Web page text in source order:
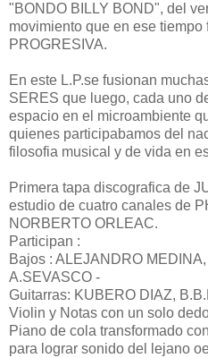
"BONDO BILLY BOND", del
movimiento que en ese
PROGRESIVA.
En este L.P.se fusionan
SERES que luego, cada uno
espacio en el microambiente
quienes participabamos del
filosofia musical y de vida en
Primera tapa discografica de
estudio de cuatro canales de
NORBERTO ORLEAC.
Participan :
Bajos : ALEJANDRO
A.SEVASCO -
Guitarras: KUBERO DIAZ,
Violin y Notas con un solo
Piano de cola transformado
para lograr sonido del lejano